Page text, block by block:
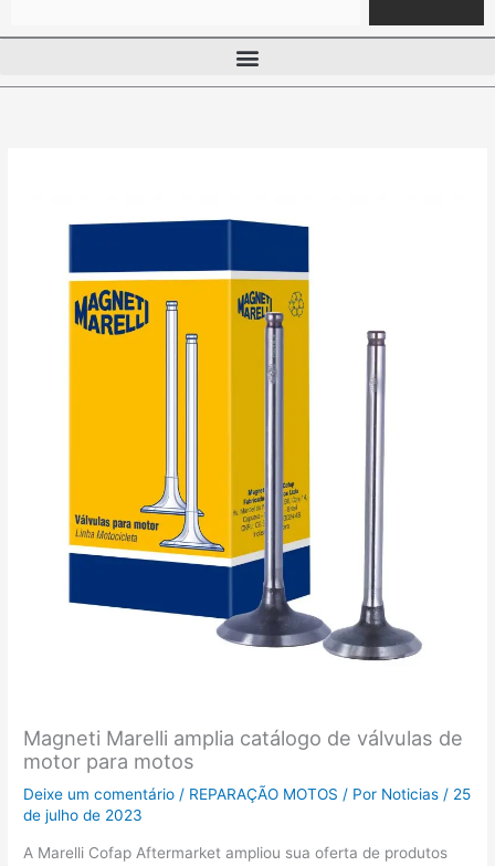
Magneti Marelli amplia catálogo de válvulas de
motor para motos
Deixe um comentário / REPARAÇÃO MOTOS / Por Noticias / 25
de julho de 2023
A Marelli Cofap Aftermarket ampliou sua oferta de produtos